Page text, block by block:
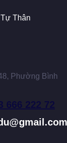
Thân
Phường Bình